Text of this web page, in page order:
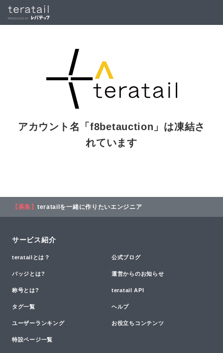
アカウント名「 f8betauction 」は凍結さ
れています
【募集】 teratailを一緒に作りたいエンジニア
サービス紹介
teratailとは？ 公式ブログ
バッジとは? 運営からのお知らせ
称号とは? teratail API
タグ一覧 ヘルプ
ユーザーランキング お役立ちコンテンツ
特設ページ一覧